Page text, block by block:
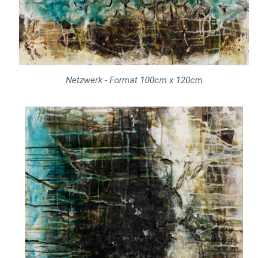
Netzwerk - Format 100cm x 120cm